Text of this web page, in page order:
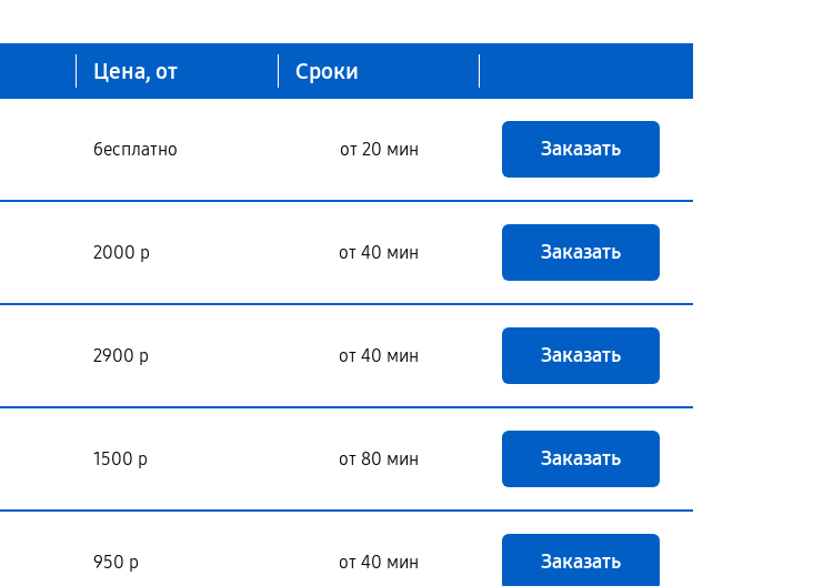
Цена, от Сроки
бесплатно от 20 мин Заказать
2000 р от 40 мин Заказать
2900 р от 40 мин Заказать
1500 р от 80 мин Заказать
950 р от 40 мин Заказать